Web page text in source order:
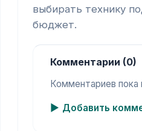
выбирать технику
бюджет.
Комментарии (0)
Комментариев пока
Добавить